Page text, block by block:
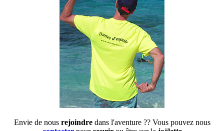
Envie de nous rejoindre dans l'aventure ?? Vous pouvez nous